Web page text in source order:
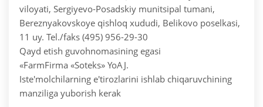
viloyati, Sergiyevo-Posadskiy munitsipal tumani,
Bereznyakovskoye qishloq xududi, Belikovo poselkasi,
11 uy. Tel./faks (495) 956-29-30
Qayd etish guvohnomasining egasi
«FarmFirma «Soteks» YoAJ.
Iste'molchilarning e'tirozlarini ishlab chiqaruvchining
manziliga yuborish kerak